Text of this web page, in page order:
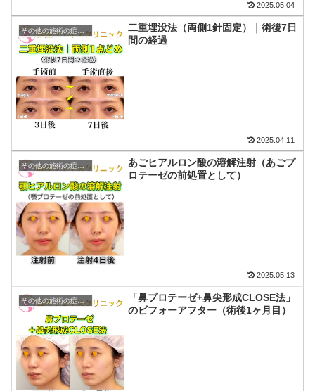
2025.05.04
その他の施術の症例写真
二重埋没法（両側1針固定）｜術後7日
間の経過
2025.04.11
その他の施術の症例写真
あごヒアルロン酸の溶解注射（あごプ
ロテーゼの前処置として）
2025.05.13
その他の施術の症例写真
「鼻プロテーゼ+鼻尖形成CLOSE法」
のビフォーアフター（術後1ヶ月目）